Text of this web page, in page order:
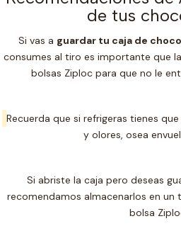
de tus
Si vas a guardar tu caja de
consumes al tiro es importante que
bolsas Ziploc para que no le
Recuerda que si refrigeras tienes
y olores, osea
Si abriste la caja pero deseas
recomendamos almacenarlos en un t
bolsa